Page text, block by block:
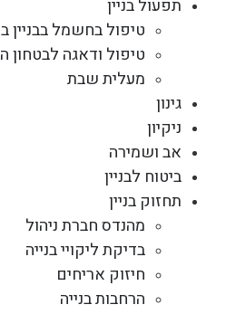
תפעול בניין
טיפול בחשמל בבניין
טיפול ודאגה לבטחון
מעלית שבת
גינון
ניקיון
אב ושמירה
ביטוח לבניין
תחזוק בניין
מהנדס חברת ניהול
בדיקת ליקויי בנייה
חיזוק אריחים
הרחבות בנייה